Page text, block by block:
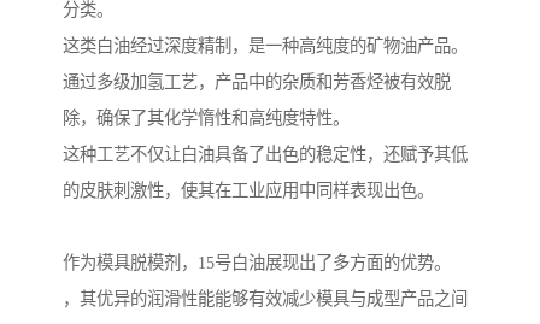
分类。
这类白油经过深度精制，是一种高纯度的矿物油产品。
通过多级加氢工艺，产品中的杂质和芳香烃被有效脱
除，确保了其化学惰性和高纯度特性。
这种工艺不仅让白油具备了出色的稳定性，还赋予其低
的皮肤刺激性，使其在工业应用中同样表现出色。
作为模具脱模剂，15号白油展现出了多方面的优势。
，其优异的润滑性能能够有效减少模具与成型产品之间